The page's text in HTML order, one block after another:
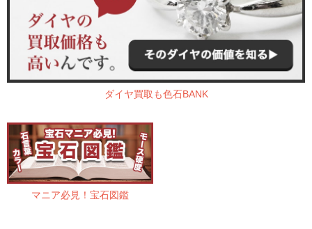
ダイヤ買取も色石BANK
マニア必見！宝石図鑑